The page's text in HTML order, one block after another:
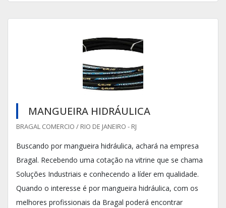
MANGUEIRA HIDRÁULICA
BRAGAL COMERCIO / RIO DE JANEIRO - RJ
Buscando por mangueira hidráulica, achará na empresa
Bragal. Recebendo uma cotação na vitrine que se chama
Soluções Industriais e conhecendo a líder em qualidade.
Quando o interesse é por mangueira hidráulica, com os
melhores profissionais da Bragal poderá encontrar